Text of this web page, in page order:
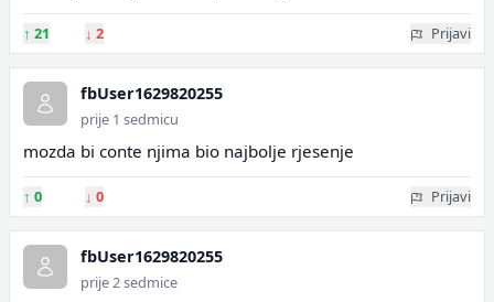
↑ 21 ↓ 2 Prijavi
fbUser1629820255
prije 1 sedmicu
mozda bi conte njima bio najbolje rjesenje
↑ 0 ↓ 0 Prijavi
fbUser1629820255
prije 2 sedmice